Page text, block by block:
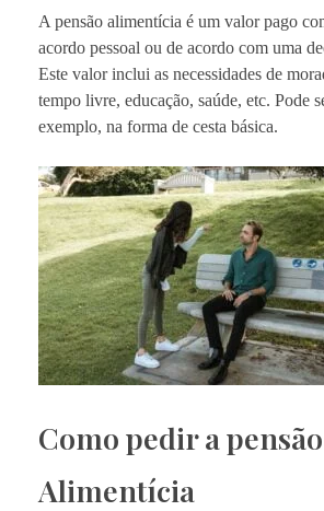
A pensão alimentícia é um valor pago
acordo pessoal ou de acordo com uma
Este valor inclui as necessidades de
tempo livre, educação, saúde, etc. Pode
exemplo, na forma de cesta básica.
Como pedir a pensão
Alimentícia